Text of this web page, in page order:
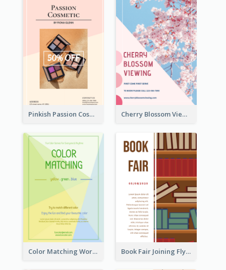
Pinkish Passion Cosmetic Discount Flyer Cherry Blossom Viewing Flyer
Color Matching Workshop Flyer Book Fair Joining Flyer